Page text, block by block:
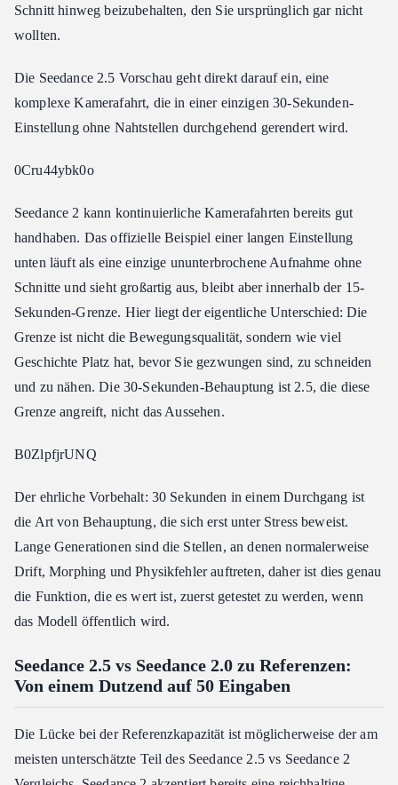
Schnitt hinweg beizubehalten, den Sie ursprünglich gar nicht
wollten.
Die Seedance 2.5 Vorschau geht direkt darauf ein, eine
komplexe Kamerafahrt, die in einer einzigen 30-Sekunden-
Einstellung ohne Nahtstellen durchgehend gerendert wird.
0Cru44ybk0o
Seedance 2 kann kontinuierliche Kamerafahrten bereits gut
handhaben. Das offizielle Beispiel einer langen Einstellung
unten läuft als eine einzige ununterbrochene Aufnahme ohne
Schnitte und sieht großartig aus, bleibt aber innerhalb der 15-
Sekunden-Grenze. Hier liegt der eigentliche Unterschied: Die
Grenze ist nicht die Bewegungsqualität, sondern wie viel
Geschichte Platz hat, bevor Sie gezwungen sind, zu schneiden
und zu nähen. Die 30-Sekunden-Behauptung ist 2.5, die diese
Grenze angreift, nicht das Aussehen.
B0ZlpfjrUNQ
Der ehrliche Vorbehalt: 30 Sekunden in einem Durchgang ist
die Art von Behauptung, die sich erst unter Stress beweist.
Lange Generationen sind die Stellen, an denen normalerweise
Drift, Morphing und Physikfehler auftreten, daher ist dies genau
die Funktion, die es wert ist, zuerst getestet zu werden, wenn
das Modell öffentlich wird.
Seedance 2.5 vs Seedance 2.0 zu Referenzen:
Von einem Dutzend auf 50 Eingaben
Die Lücke bei der Referenzkapazität ist möglicherweise der am
meisten unterschätzte Teil des Seedance 2.5 vs Seedance 2